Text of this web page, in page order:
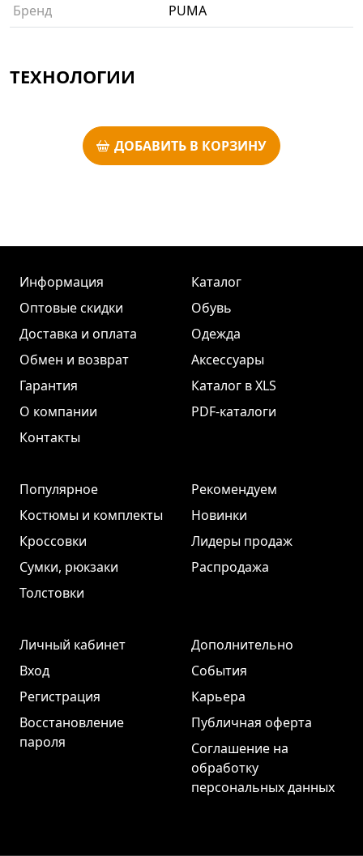
Бренд
PUMA
ТЕХНОЛОГИИ
ДОБАВИТЬ В КОРЗИНУ
Информация
Оптовые скидки
Доставка и оплата
Обмен и возврат
Гарантия
О компании
Контакты
Каталог
Обувь
Одежда
Аксессуары
Каталог в XLS
PDF-каталоги
Популярное
Костюмы и комплекты
Кроссовки
Сумки, рюкзаки
Толстовки
Рекомендуем
Новинки
Лидеры продаж
Распродажа
Личный кабинет
Вход
Регистрация
Восстановление
пароля
Дополнительно
События
Карьера
Публичная оферта
Соглашение на
обработку
персональных данных